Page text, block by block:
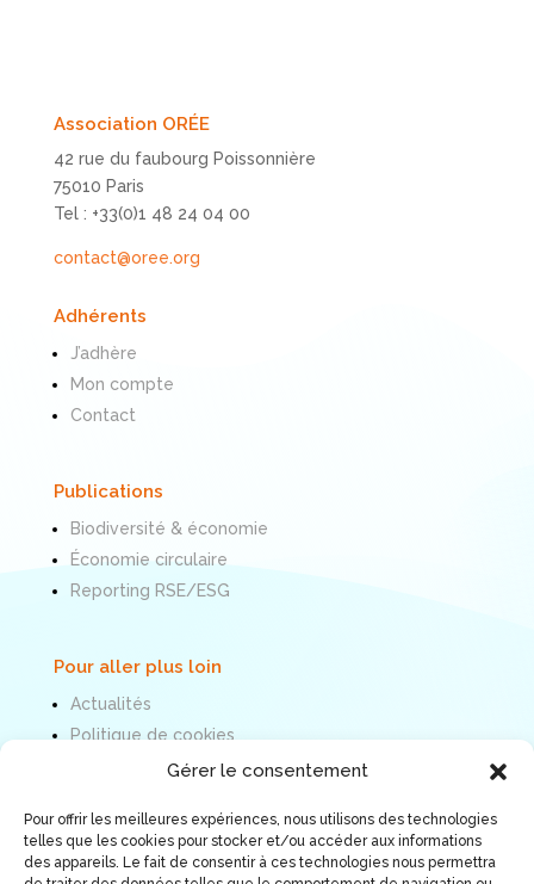
Gérer le consentement
Pour offrir les meilleures expériences, nous utilisons des technologies
telles que les cookies pour stocker et/ou accéder aux informations
des appareils. Le fait de consentir à ces technologies nous permettra
Association ORÉE
42 rue du faubourg Poissonnière
75010 Paris
Tel : +33(0)1 48 24 04 00
contact@oree.org
Adhérents
J’adhère
Mon compte
Contact
Publications
Biodiversité & économie
Économie circulaire
Reporting RSE/ESG
Pour aller plus loin
Actualités
Politique de cookies
Mentions légales
Nous suivre